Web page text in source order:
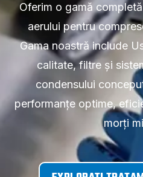
Oferim o gamă
aerului pentru
Gama noastră include
calitate, filtre și
condensului
performanțe optime,
morți